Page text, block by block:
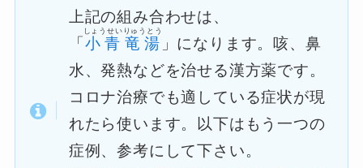
上記の組み合わせは、
「 小青竜湯
しょうせいりゅうとう
」になります。咳、鼻
水、発熱などを治せる漢方薬です。
コロナ治療でも適している症状が現
れたら使います。以下はもう一つの
症例、参考にして下さい。